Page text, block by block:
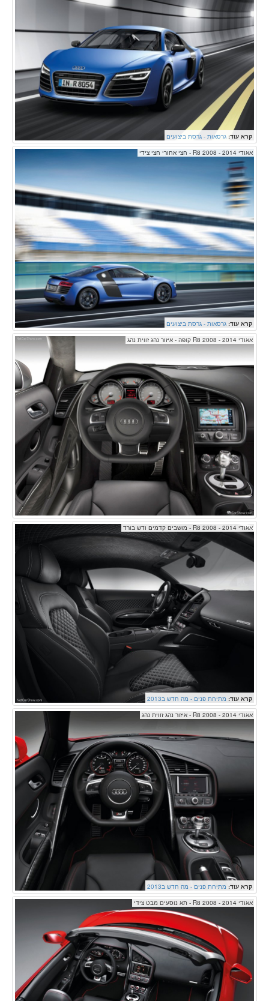
קרא עוד: גרסאות - גרסת ביצועים
אאודי R8 2008 - 2014 - חצי אחורי חצי צידי
קרא עוד: גרסאות - גרסת ביצועים
אאודי R8 2008 - 2014 קופה - איזור נהג זווית נהג
אאודי R8 2008 - 2014 - מושבים קדמים ודש בורד
קרא עוד: מתיחת פנים - מה חדש ב2013
אאודי R8 2008 - 2014 - איזור נהג זווית נהג
קרא עוד: מתיחת פנים - מה חדש ב2013
אאודי R8 2008 - 2014 - תא נוסעים מבט צידי